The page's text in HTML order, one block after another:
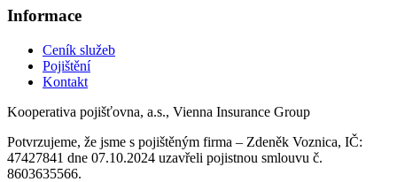
Informace
Ceník služeb
Pojištění
Kontakt
Kooperativa pojišťovna, a.s., Vienna Insurance Group
Potvrzujeme, že jsme s pojištěným firma – Zdeněk Voznica, IČ:
47427841 dne 07.10.2024 uzavřeli pojistnou smlouvu č.
8603635566.